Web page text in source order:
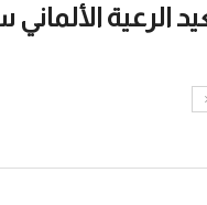
الرعية الألماني